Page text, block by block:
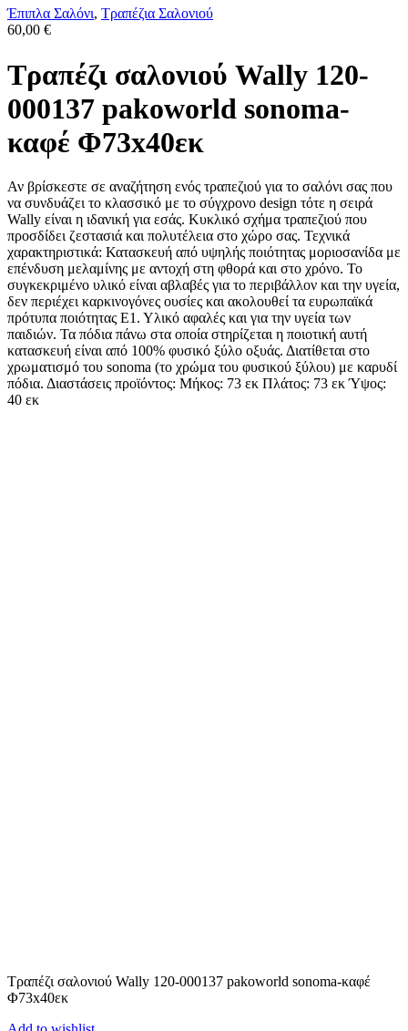
Έπιπλα Σαλόνι, Τραπέζια Σαλονιού
60,00 €
Τραπέζι σαλονιού Wally 120-
000137 pakoworld sonoma-
καφέ Φ73x40εκ
Αν βρίσκεστε σε αναζήτηση ενός τραπεζιού για το σαλόνι σας που
να συνδυάζει το κλασσικό με το σύγχρονο design τότε η σειρά
Wally είναι η ιδανική για εσάς. Κυκλικό σχήμα τραπεζιού που
προσδίδει ζεστασιά και πολυτέλεια στο χώρο σας. Τεχνικά
χαρακτηριστικά: Κατασκευή από υψηλής ποιότητας μοριοσανίδα με
επένδυση μελαμίνης με αντοχή στη φθορά και στο χρόνο. Το
συγκεκριμένο υλικό είναι αβλαβές για το περιβάλλον και την υγεία,
δεν περιέχει καρκινογόνες ουσίες και ακολουθεί τα ευρωπαϊκά
πρότυπα ποιότητας Ε1. Υλικό αφαλές και για την υγεία των
παιδιών. Τα πόδια πάνω στα οποία στηρίζεται η ποιοτική αυτή
κατασκευή είναι από 100% φυσικό ξύλο οξυάς. Διατίθεται στο
χρωματισμό του sonoma (το χρώμα του φυσικού ξύλου) με καρυδί
πόδια. Διαστάσεις προϊόντος: Μήκος: 73 εκ Πλάτος: 73 εκ Ύψος:
40 εκ
Τραπέζι σαλονιού Wally 120-000137 pakoworld sonoma-καφέ
Φ73x40εκ